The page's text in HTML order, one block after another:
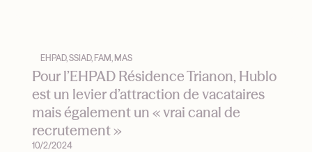
EHPAD, SSIAD, FAM, MAS
Pour l’EHPAD Résidence Trianon, Hublo
est un levier d’attraction de vacataires
mais également un « vrai canal de
recrutement »
10/2/2024